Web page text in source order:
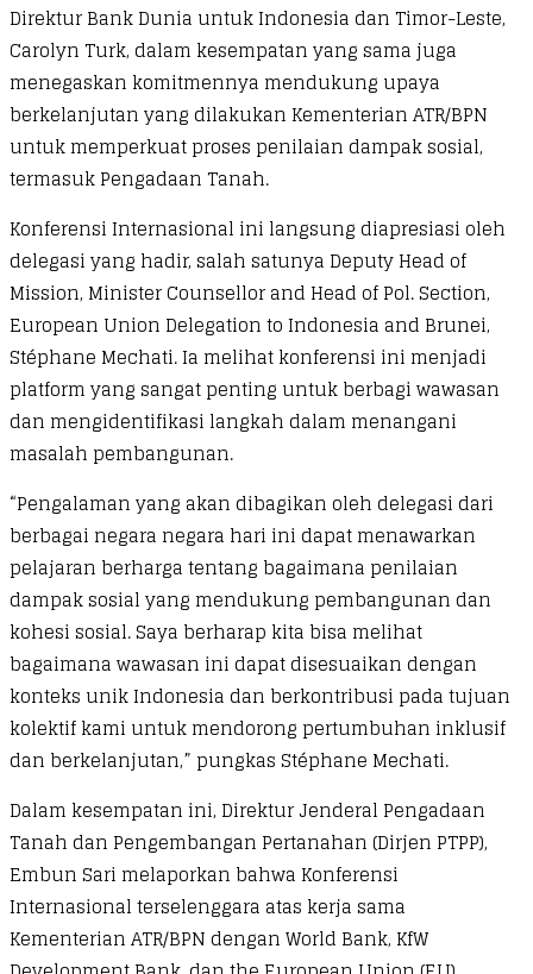
Direktur Bank Dunia untuk Indonesia dan Timor-Leste,
Carolyn Turk, dalam kesempatan yang sama juga
menegaskan komitmennya mendukung upaya
berkelanjutan yang dilakukan Kementerian ATR/BPN
untuk memperkuat proses penilaian dampak sosial,
termasuk Pengadaan Tanah.
Konferensi Internasional ini langsung diapresiasi oleh
delegasi yang hadir, salah satunya Deputy Head of
Mission, Minister Counsellor and Head of Pol. Section,
European Union Delegation to Indonesia and Brunei,
Stéphane Mechati. Ia melihat konferensi ini menjadi
platform yang sangat penting untuk berbagi wawasan
dan mengidentifikasi langkah dalam menangani
masalah pembangunan.
“Pengalaman yang akan dibagikan oleh delegasi dari
berbagai negara negara hari ini dapat menawarkan
pelajaran berharga tentang bagaimana penilaian
dampak sosial yang mendukung pembangunan dan
kohesi sosial. Saya berharap kita bisa melihat
bagaimana wawasan ini dapat disesuaikan dengan
konteks unik Indonesia dan berkontribusi pada tujuan
kolektif kami untuk mendorong pertumbuhan inklusif
dan berkelanjutan,” pungkas Stéphane Mechati.
Dalam kesempatan ini, Direktur Jenderal Pengadaan
Tanah dan Pengembangan Pertanahan (Dirjen PTPP),
Embun Sari melaporkan bahwa Konferensi
Internasional terselenggara atas kerja sama
Kementerian ATR/BPN dengan World Bank, KfW